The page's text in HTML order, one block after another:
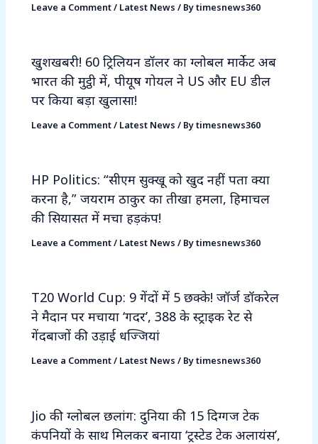
Leave a Comment/ Latest News / Bytimesnews360
खुशखबरी! 60 ट्रिलियन डॉलर का ग्लोबल मार्केट अब
भारत की मुट्ठी में, पीयूष गोयल ने US और EU डील
पर किया बड़ा खुलासा!
Leave a Comment/ Latest News / Bytimesnews360
HP Politics: “सीएम सुक्खू को खुद नहीं पता क्या
करना है,” जयराम ठाकुर का तीखा हमला, हिमाचल
की सियासत में मचा हड़कंप!
Leave a Comment/ Latest News / Bytimesnews360
T20 World Cup: 9 गेंदों में 5 छक्के! जॉर्ज डॉकरेल
ने मैदान पर मचाया ‘गदर’, 388 के स्ट्राइक रेट से
गेंदबाजों की उड़ाई धज्जियां
Leave a Comment/ Latest News / Bytimesnews360
Jio की ग्लोबल छलांग: दुनिया की 15 दिग्गज टेक
कंपनियों के साथ मिलकर बनाया ‘ट्रस्टेड टेक अलायंस’,